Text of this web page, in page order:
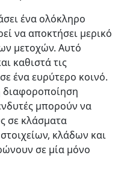
ένα ολόκληρο
να αποκτήσει μερικό
μετοχών. Αυτό
καθιστά τις
ένα ευρύτερο κοινό.
διαφοροποίηση
μπορούν να
σε κλάσματα
κλάδων και
σε μία μόνο